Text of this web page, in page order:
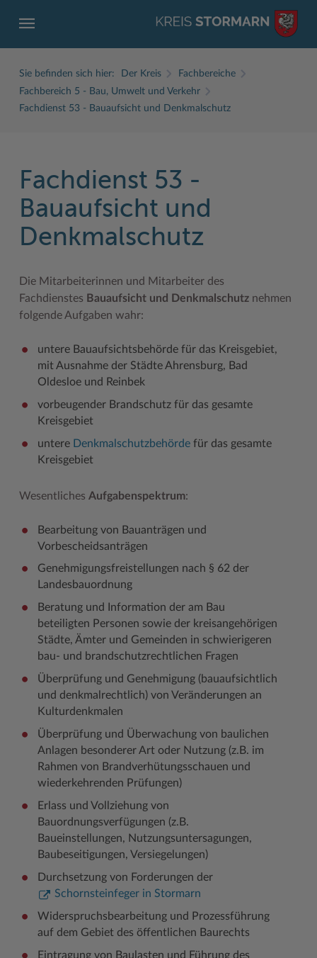
Führerscheine
Formulare & Dokumente
Kfz-Zulassung
Kontakt / Öffnungszeiten
Lebenslagen
Leistungen
Publikationen
Wunsch-Kennzeichen ↗
Zuständigkeitsfinder SH ↗
Baustellen in Stormarn
Bildungskommune
Hitzeschutz
Klimaanpassungskonzept
Kreistag Sitzungskalender
Lokales Wetter
Newsletter
Pressemeldungen
Stellenangebote
Stormarninfo
Termine
Ukrainehilfe
Woche der Seelischen Gesundheit
#MeinStormarn
Karrieretag
Kreis Stormarn Porträt
Kreiskarte
Kreistag und Ausschüsse
Kreistag Sitzungskalender
Kreisverwaltung
Landrat
Sonderbereiche
Stabsbereiche
Wahlen im Kreis
Wappen und Geschichte
Wappenrolle
Was ist ein Kreis?
Zahlen, Daten, Fakten
Ihre Bewerbung
Initiativbewerbungen Verwaltung
Praktika und FSJ
Weiterbildung beim Kreis Stormarn
Wen wir suchen
EG-Dienstleistungsrichtlinie (EG-DLRL)
Handwerk für nachhaltiges Wirtschaften
Projekt e-Gewerbe
Stormarner Bündnis für bezahlbares Wohnen
Wirtschafts- und Aufbaugesellschaft Stormarn
Zahlen, Daten, Fakten
Herrenhäuser
Kultur
Museen
Naturschutzgebiete
Radwandern
Storchenhorste
Lieblingsplätze in der Metropolregion
Termine und Veranstaltungen
Umlandscout Hamburg
Vereine und Gruppen
Wälder und Moore
Sie befinden sich hier: Der Kreis
Fachbereiche
Fachbereich 5 - Bau, Umwelt und Verkehr
Fachdienst 53 - Bauaufsicht und Denkmalschutz
Fachdienst 53 -
Bauaufsicht und
Denkmalschutz
Die Mitarbeiterinnen und Mitarbeiter des
Fachdienstes Bauaufsicht und Denkmalschutznehmen
folgende Aufgaben wahr:
untere Bauaufsichtsbehörde für das Kreisgebiet,
mit Ausnahme der Städte Ahrensburg, Bad
Oldesloe und Reinbek
vorbeugender Brandschutz für das gesamte
Kreisgebiet
untere Denkmalschutzbehörde für das gesamte
Kreisgebiet
Wesentliches Aufgabenspektrum:
Bearbeitung von Bauanträgen und
Vorbescheidsanträgen
Genehmigungsfreistellungen nach § 62 der
Landesbauordnung
Beratung und Information der am Bau
beteiligten Personen sowie der kreisangehörigen
Städte, Ämter und Gemeinden in schwierigeren
bau- und brandschutzrechtlichen Fragen
Überprüfung und Genehmigung (bauaufsichtlich
und denkmalrechtlich) von Veränderungen an
Kulturdenkmalen
Überprüfung und Überwachung von baulichen
Anlagen besonderer Art oder Nutzung (z.B. im
Rahmen von Brandverhütungsschauen und
wiederkehrenden Prüfungen)
Erlass und Vollziehung von
Bauordnungsverfügungen (z.B.
Baueinstellungen, Nutzungsuntersagungen,
Baubeseitigungen, Versiegelungen)
Durchsetzung von Forderungen der
Schornsteinfeger in Stormarn
Widerspruchsbearbeitung und Prozessführung
auf dem Gebiet des öffentlichen Baurechts
Eintragung von Baulasten und Führung des